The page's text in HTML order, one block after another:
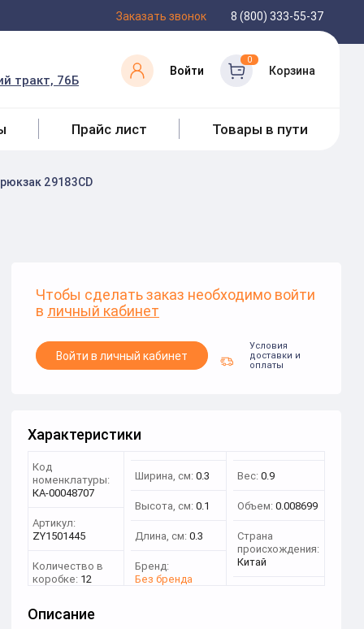
Заказать звонок 8 (800) 333-55-37
тракт, 76Б
Войти
0
Корзина
Прайс лист Товары в пути
29183CD
Чтобы сделать заказ необходимо войти
в личный кабинет
Войти в личный кабинет
Условия
доставки и
оплаты
Характеристики
Код
номенклатуры:
КА-00048707
Артикул:
ZY1501445
Количество в
коробке: 12
Ширина, см: 0.3
Высота, см: 0.1
Длина, см: 0.3
Бренд:
Без бренда
Вес: 0.9
Объем: 0.008699
Страна
происхождения:
Китай
Описание